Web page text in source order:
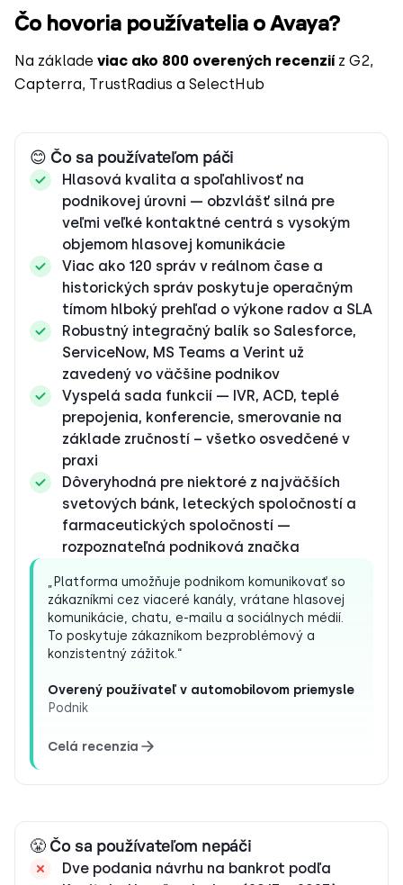
Čo hovoria používatelia o Avaya?
Na základe viac ako 800 overených recenziíz G2,
Capterra, TrustRadius a SelectHub
😊 Čo sa používateľom páči
Hlasová kvalita a spoľahlivosť na
podnikovej úrovni — obzvlášť silná pre
veľmi veľké kontaktné centrá s vysokým
objemom hlasovej komunikácie
Viac ako 120 správ v reálnom čase a
historických správ poskytuje operačným
tímom hlboký prehľad o výkone radov a SLA
Robustný integračný balík so Salesforce,
ServiceNow, MS Teams a Verint už
zavedený vo väčšine podnikov
Vyspelá sada funkcií — IVR, ACD, teplé
prepojenia, konferencie, smerovanie na
základe zručností – všetko osvedčené v
praxi
Dôveryhodná pre niektoré z najväčších
svetových bánk, leteckých spoločností a
farmaceutických spoločností —
rozpoznateľná podniková značka
„Platforma umožňuje podnikom komunikovať so
zákazníkmi cez viaceré kanály, vrátane hlasovej
komunikácie, chatu, e-mailu a sociálnych médií.
To poskytuje zákazníkom bezproblémový a
konzistentný zážitok.“
Overený používateľ v automobilovom priemysle
Podnik
Celá recenzia
😤 Čo sa používateľom nepáči
Dve podania návrhu na bankrot podľa